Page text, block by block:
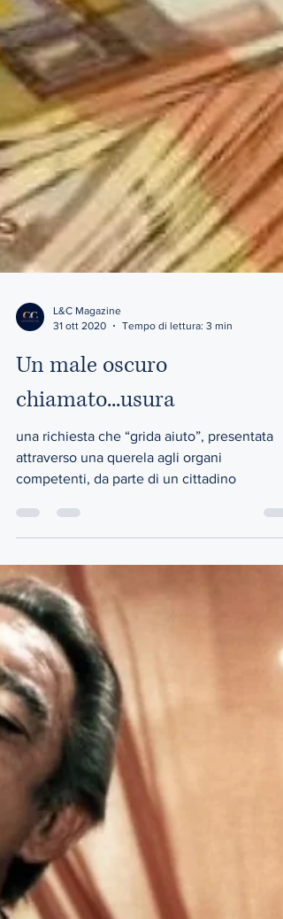
L&C Magazine
31 ott 2020
Tempo di lettura: 3 min
Un male oscuro
chiamato...usura
una richiesta che “grida aiuto”, presentata
attraverso una querela agli organi